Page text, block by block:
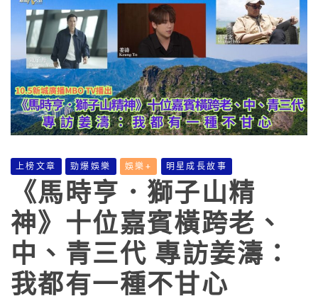
上榜文章 勁爆娛樂 娛樂+ 明星成長故事
《馬時亨．獅子山精
神》十位嘉賓橫跨老、
中、青三代 專訪姜濤：
我都有一種不甘心